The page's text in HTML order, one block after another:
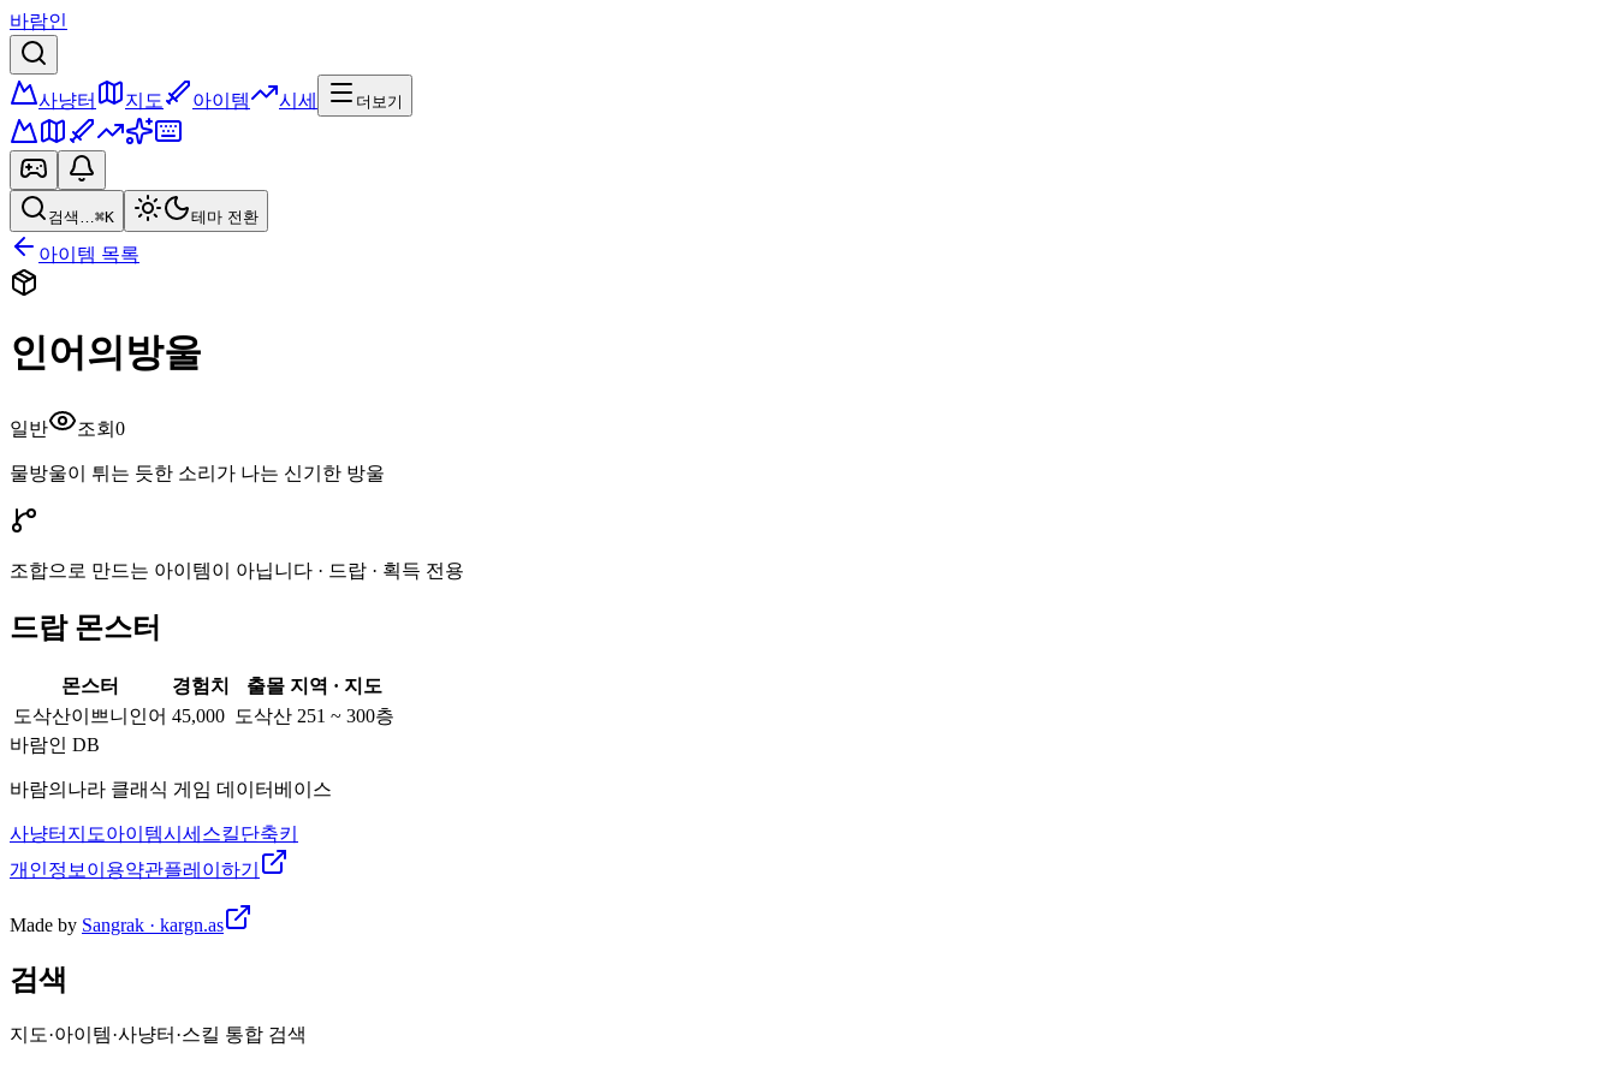
바람인
사냥터 지도 아이템 시세 더보기
검색…⌘K 테마 전환
아이템 목록
인어의방울
일반 조회 0
물방울이 튀는 듯한 소리가 나는 신기한 방울
조합으로 만드는 아이템이 아닙니다 · 드랍 · 획득 전용
드랍 몬스터
몬스터 경험치
출몰 지역 · 지도
도삭산이쁘니인어 45,000 도삭산 251 ~ 300층
바람인 DB
바람의나라 클래식 게임 데이터베이스
사냥터 지도아이템시세 스킬단축키
개인정보 이용약관플레이하기
Made by Sangrak · kargn.as
검색
지도·아이템·사냥터·스킬 통합 검색